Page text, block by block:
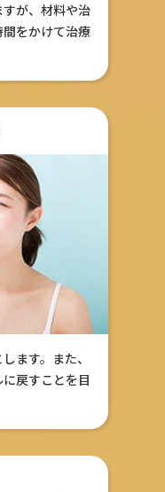
が、材料や治
をかけて治療
ます。また、
戻すことを目